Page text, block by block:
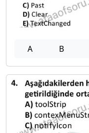
A B